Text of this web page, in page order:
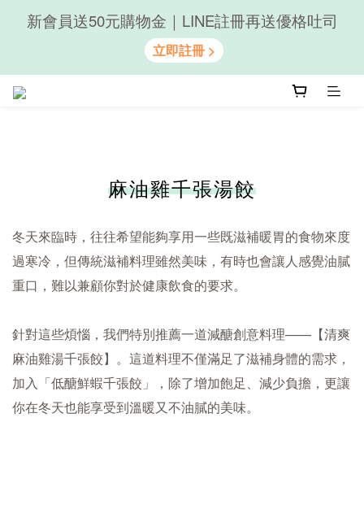
隨心享受｜貝果任選6組$899
新會員送50元購物金｜LINE註冊再送優格吐司
麻油雞千張湯餃
冬天來臨時，往往希望能夠享用一些既滋補暖胃的食物來度
過寒冷，但傳統滋補料理雖然美味，有時也會讓人感覺油膩
重口，難以兼顧你對於健康飲食的要求。
針對這些煩惱，我們特別推薦一道減醣創意料理——【清爽
麻油雞湯千張餃】。這道料理不僅滿足了滋補身體的需求，
加入「低醣鮮蝦千張餃」，除了增加飽足、減少負擔，更讓
你在冬天也能享受到溫暖又不油膩的美味。